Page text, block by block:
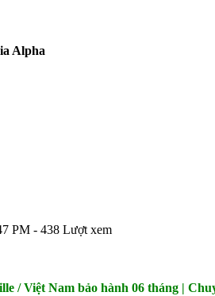
Alpha
PM - 438 Lượt xem
/ Việt Nam bảo hành 06 tháng |